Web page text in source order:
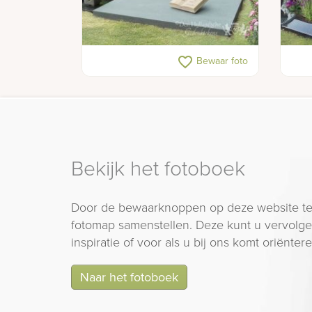
Dubbel grafmonument van
natuursteen met kruis
favorite_border Bewaar foto
Bekijk het fotoboek
Door de bewaarknoppen op deze website
fotomap samenstellen. Deze kunt u
inspiratie of voor als u bij ons komt
Naar het fotoboek